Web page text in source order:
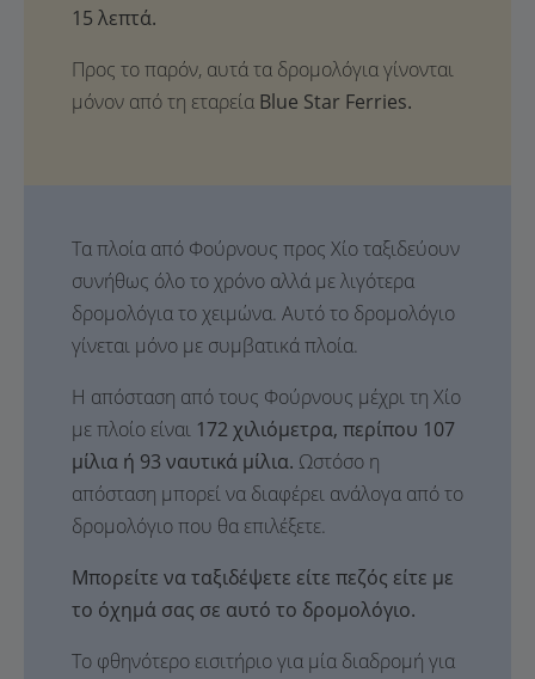
15 λεπτά.
Προς το παρόν, αυτά τα δρομολόγια γίνονται
μόνον από τη εταρεία Blue Star Ferries.
Τα πλοία από Φούρνους προς Χίο ταξιδεύουν
συνήθως όλο το χρόνο αλλά με λιγότερα
δρομολόγια το χειμώνα. Αυτό το δρομολόγιο
γίνεται μόνο με συμβατικά πλοία.
Η απόσταση από τους Φούρνους μέχρι τη Χίο
με πλοίο είναι 172 χιλιόμετρα, περίπου 107
μίλια ή 93 ναυτικά μίλια. Ωστόσο η
απόσταση μπορεί να διαφέρει ανάλογα από το
δρομολόγιο που θα επιλέξετε.
Μπορείτε να ταξιδέψετε είτε πεζός είτε με
το όχημά σας σε αυτό το δρομολόγιο.
Το φθηνότερο εισιτήριο για μία διαδρομή για